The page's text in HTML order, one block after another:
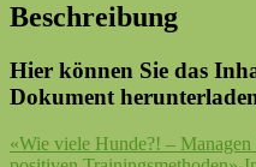
Beschreibung
Hier können Sie das
Dokument
«Wie viele Hunde?! –